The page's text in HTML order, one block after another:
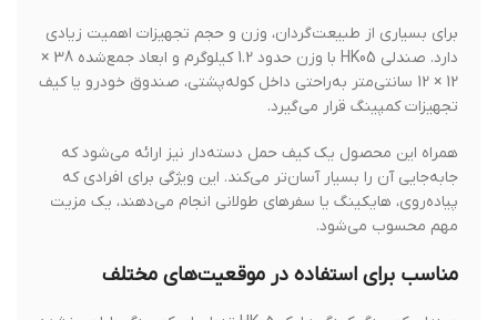
برای بسیاری از طبیعت‌گردان، وزن و حجم تجهیزات اهمیت زیادی
دارد. صندلی HK05 با وزن حدود 1.2 کیلوگرم و ابعاد جمع‌شده 38 ×
12 × 12 سانتی‌متر به‌راحتی داخل کوله‌پشتی، صندوق خودرو یا کیف
تجهیزات کمپینگ قرار می‌گیرد.
همراه این محصول یک کیف حمل دسته‌دار نیز ارائه می‌شود که
جابه‌جایی آن را بسیار آسان‌تر می‌کند. این ویژگی برای افرادی که
پیاده‌روی، هایکینگ یا سفرهای طولانی انجام می‌دهند، یک مزیت
مهم محسوب می‌شود.
مناسب برای استفاده در موقعیت‌های مختلف